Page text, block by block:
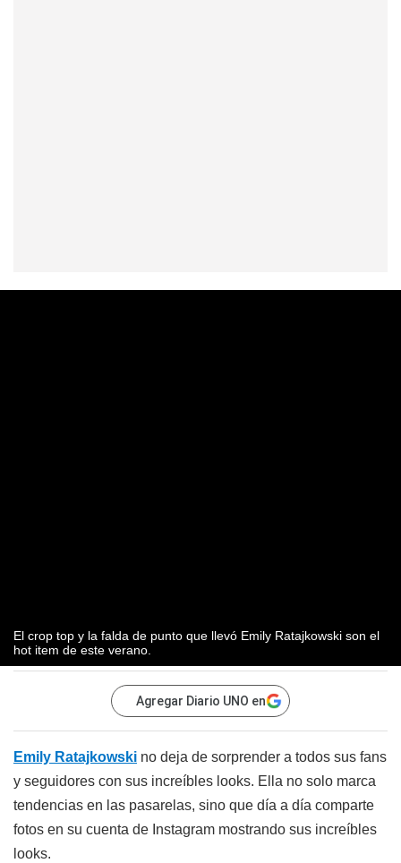
El crop top y la falda de punto que llevó Emily Ratajkowski son el
hot item de este verano.
Agregar Diario UNO en
Emily Ratajkowski no deja de sorprender a todos sus fans
y seguidores con sus increíbles looks. Ella no solo marca
tendencias en las pasarelas, sino que día a día comparte
fotos en su cuenta de Instagram mostrando sus increíbles
looks.